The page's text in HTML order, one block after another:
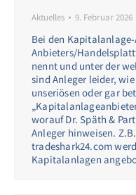
Aktuelles 9. Februar 2026
Bei den
Anbieters/
nennt und unter der
sind Anleger leider,
unseriösen oder gar
worauf Dr. Späth &
Anleger hinweisen.
tradeshark24.com
Kapitalanlagen